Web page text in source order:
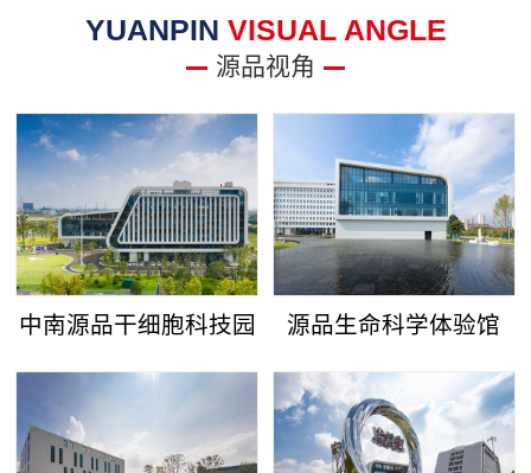
YUANPIN VISUAL ANGLE
源品视角
中南源品干细胞科技园 源品生命科学体验馆